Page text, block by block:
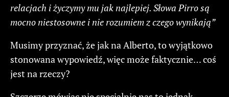
relacjach i życzymy mu jak najlepiej. Słowa Pirro są
mocno niestosowne i nie rozumiem z czego wynikają”
Musimy przyznać, że jak na Alberto, to wyjątkowo
stonowana wypowiedź, więc może faktycznie… coś
jest na rzeczy?